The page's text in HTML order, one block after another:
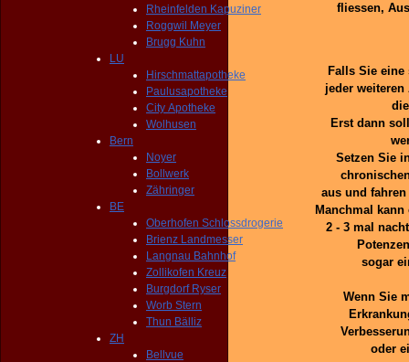
Rheinfelden Kapuziner
Roggwil Meyer
Brugg Kuhn
LU
Hirschmattapotheke
Paulusapotheke
City Apotheke
Wolhusen
Bern
Noyer
Bollwerk
Zähringer
BE
Oberhofen Schlossdrogerie
Brienz Landmesser
Langnau Bahnhof
Zollikofen Kreuz
Burgdorf Ryser
Worb Stern
Thun Bälliz
ZH
Bellvue
fliessen,
Falls Sie
jeder
Erst dann
Setzen Sie
aus und
Manchmal
2 - 3 mal
sogar
Wenn Sie
oder